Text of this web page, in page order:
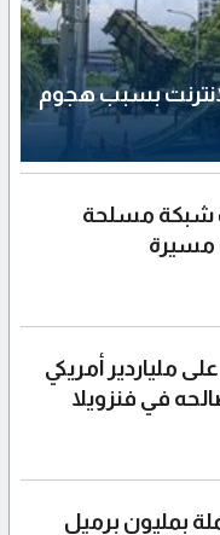
بسبب هجوم
شبكة مسلحة
مسيرة
ملياردير أمريكي
في فنزويلا
بمليون برميل